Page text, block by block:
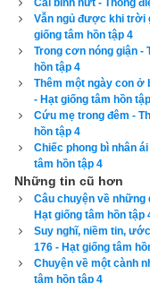
Để đọc online trọn
Hãy ủng hộ website
xemvm.com. Lịch
tính năng cơ bản
chi, lịch tiết khí, xem
ngày theo Ngọc hạp
mà còn có nhiều
xung khắc với tuổi
theo Lục Diệu
, xem
trực), Bành Tổ kỵ nhật
chọn hướng tốt xuất
Quỷ Cốc Tử, xem
Cái bình nứt - Thông
Vẫn ngủ được khi trời
giống tâm hồn tập 4
Trong cơn nóng giận -
hồn tập 4
Thêm một ngày con ở
- Hạt giống tâm hồn
Cứu mẹ trong đêm -
hồn tập 4
Chiếc phong bì nhân
tâm hồn tập 4
Những tin cũ hơn
Câu chuyện về những
Hạt giống tâm hồn tập
Suy nghĩ, niềm tin,
176 - Hạt giống tâm
Chuyện về một cành
tâm hồn tập 4